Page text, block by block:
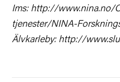
Ims: http://www.nina.no/
tjenester/NINA-
Älvkarleby: http://